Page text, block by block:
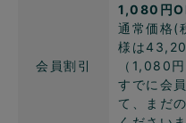
会員割引
1,080円
通常価格(
様は
（1,080円
すでに会
て、まだ